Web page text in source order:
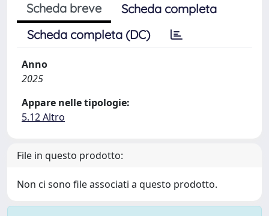
Scheda breve
Scheda completa
Scheda completa (DC)
Anno
2025
Appare nelle tipologie:
5.12 Altro
File in questo prodotto:
Non ci sono file associati a questo prodotto.